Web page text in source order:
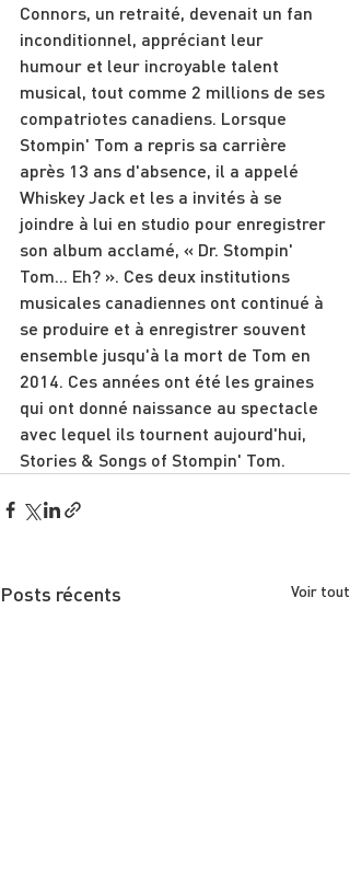
Connors, un retraité, devenait un fan
inconditionnel, appréciant leur
humour et leur incroyable talent
musical, tout comme 2 millions de ses
compatriotes canadiens. Lorsque
Stompin' Tom a repris sa carrière
après 13 ans d'absence, il a appelé
Whiskey Jack et les a invités à se
joindre à lui en studio pour enregistrer
son album acclamé, « Dr. Stompin'
Tom... Eh? ». Ces deux institutions
musicales canadiennes ont continué à
se produire et à enregistrer souvent
ensemble jusqu'à la mort de Tom en
2014. Ces années ont été les graines
qui ont donné naissance au spectacle
avec lequel ils tournent aujourd'hui,
Stories & Songs of Stompin' Tom.
Posts récents Voir tout